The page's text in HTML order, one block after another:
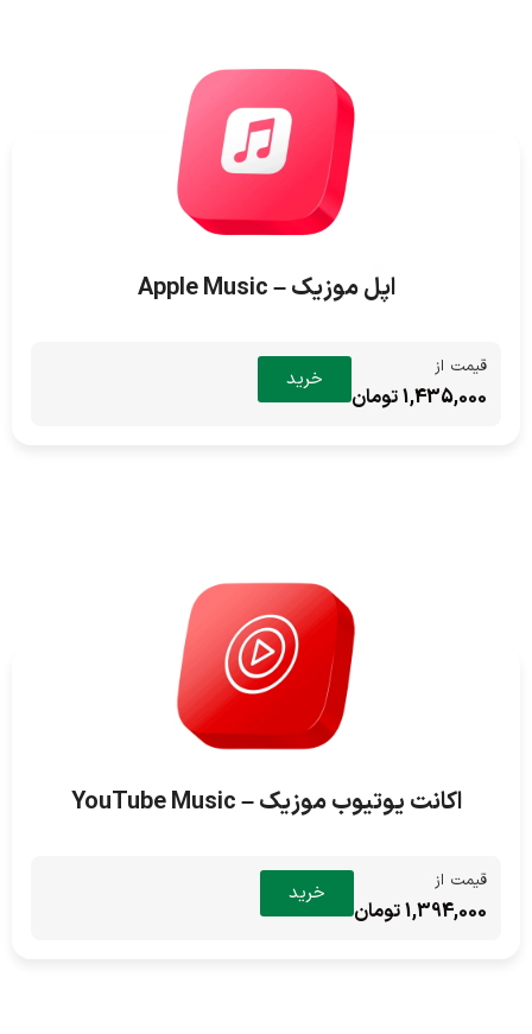
اپل موزیک – Apple Music
قیمت از
1,435,000 تومان
خرید
اکانت یوتیوب موزیک – YouTube Music
قیمت از
1,394,000 تومان
خرید